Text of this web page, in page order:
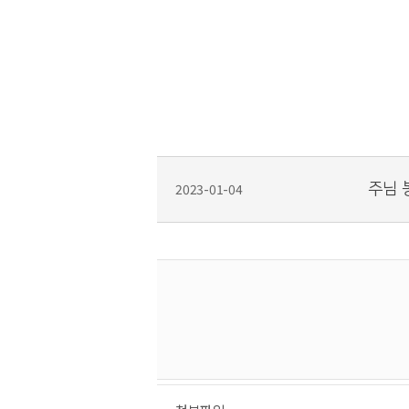
2023-01-04 주님